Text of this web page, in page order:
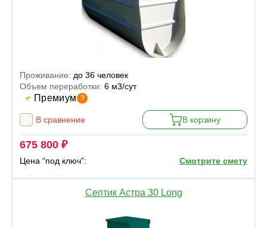
Проживание: до 36 человек
Объем переработки: 6 м3/сут
Премиум ?
В сравнение В корзину
675 800 ₽
Цена “под ключ”: Смотрите смету
Септик Астра 30 Long